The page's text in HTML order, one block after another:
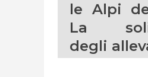
le Alpi
La
degli